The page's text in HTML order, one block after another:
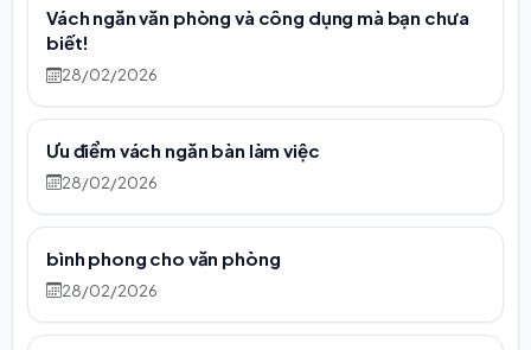
Vách ngăn văn phòng và công dụng mà bạn chưa
biết!
28/02/2026
Ưu điểm vách ngăn bàn làm việc
28/02/2026
bình phong cho văn phòng
28/02/2026